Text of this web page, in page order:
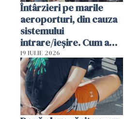
Întârzieri pe marile
aeroporturi, din cauza
sistemului
intrare/ieșire. Cum a
ajuns o femeie să fie
arestată în Cluj-Napoca
19 IULIE 2026